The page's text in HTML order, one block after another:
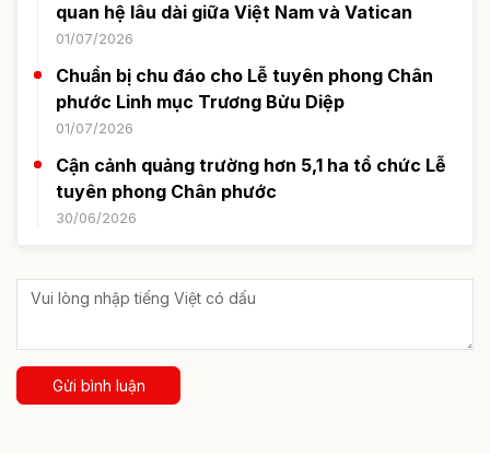
quan hệ lâu dài giữa Việt Nam và Vatican
01/07/2026
Chuẩn bị chu đáo cho Lễ tuyên phong Chân
phước Linh mục Trương Bửu Diệp
01/07/2026
Cận cảnh quảng trường hơn 5,1 ha tổ chức Lễ
tuyên phong Chân phước
30/06/2026
Gửi bình luận